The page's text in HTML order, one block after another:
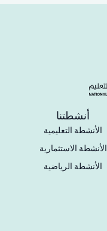
أنشطتنا
الأنشطة التعليمية
الأنشطة الاستثمارية
الأنشطة الرياضية